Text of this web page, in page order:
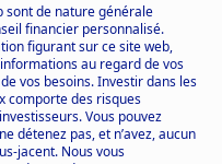
sont de nature générale
financier personnalisé.
figurant sur ce site web,
au regard de vos
vos besoins. Investir dans les
comporte des risques
Vous pouvez
détenez pas, et n’avez, aucun
jacent. Nous vous